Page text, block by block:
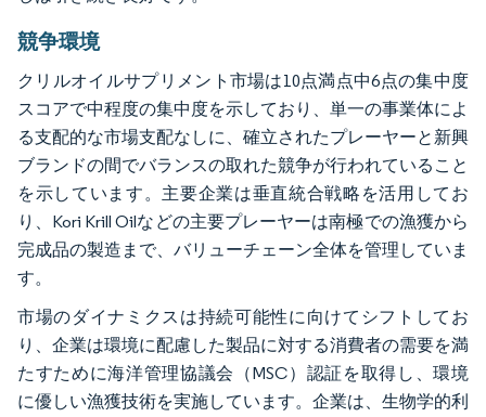
競争環境
クリルオイルサプリメント市場は10点満点中6点の集中度
スコアで中程度の集中度を示しており、単一の事業体によ
る支配的な市場支配なしに、確立されたプレーヤーと新興
ブランドの間でバランスの取れた競争が行われていること
を示しています。主要企業は垂直統合戦略を活用してお
り、Kori Krill Oilなどの主要プレーヤーは南極での漁獲から
完成品の製造まで、バリューチェーン全体を管理していま
す。
市場のダイナミクスは持続可能性に向けてシフトしてお
り、企業は環境に配慮した製品に対する消費者の需要を満
たすために海洋管理協議会（MSC）認証を取得し、環境
に優しい漁獲技術を実施しています。企業は、生物学的利